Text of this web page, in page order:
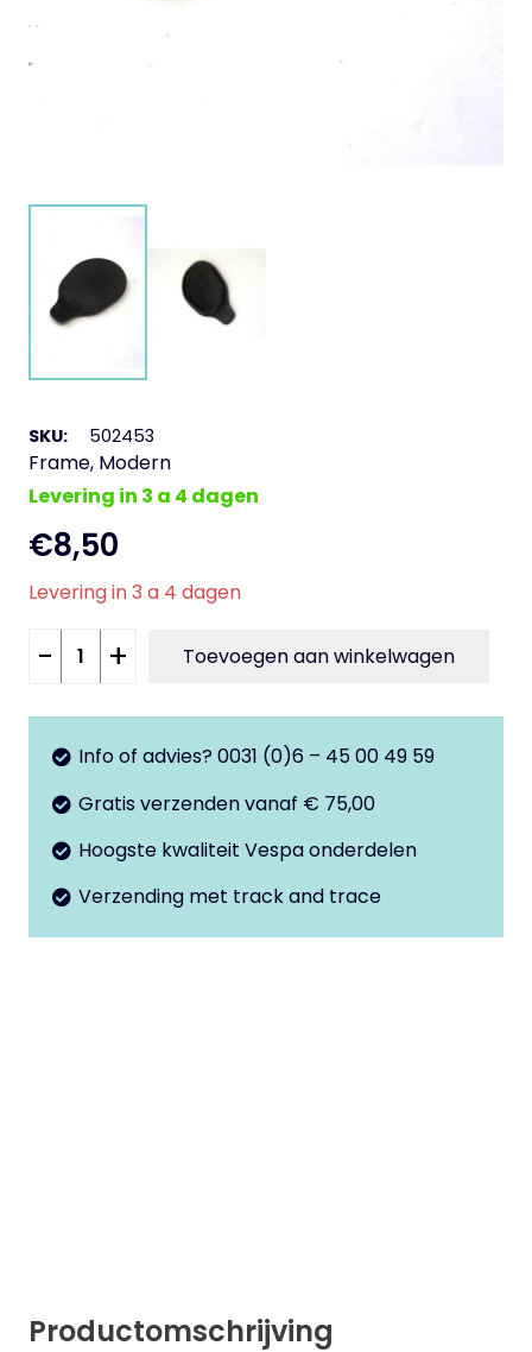
SKU: 502453
Frame, Modern
Levering in 3 a 4 dagen
€8,50
Levering in 3 a 4 dagen
Rubber
plug
handschoenkastje
aantal
- + Toevoegen aan winkelwagen
Info of advies? 0031 (0)6 – 45 00 49 59
Gratis verzenden vanaf € 75,00
Hoogste kwaliteit Vespa onderdelen
Verzending met track and trace
Productomschrijving